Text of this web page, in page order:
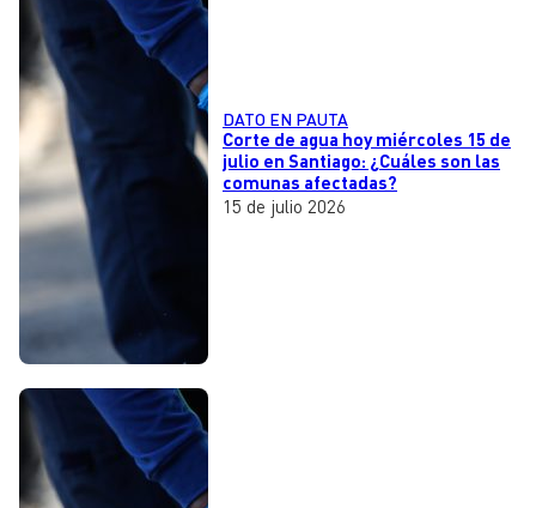
DATO EN PAUTA
Corte de agua hoy miércoles 15 de
julio en Santiago: ¿Cuáles son las
comunas afectadas?
15 de julio 2026